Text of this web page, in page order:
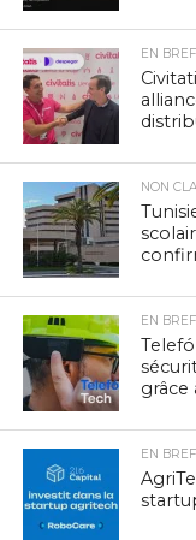
EN BREF
NON
EN BREF
grâce
EN BREF